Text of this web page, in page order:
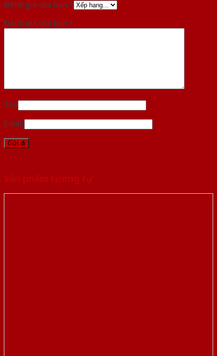
Đánh giá của bạn *
Đánh giá của bạn *
Tên
Email
Sản phẩm tương tự